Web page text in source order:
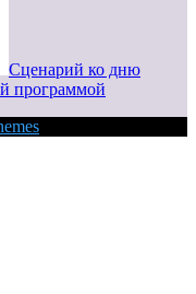
Сценарий ко дню
программой